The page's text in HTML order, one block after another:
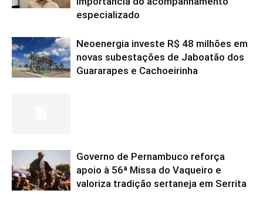
especializado
Neoenergia investe R$ 48 milhões em
novas subestações de Jaboatão dos
Guararapes e Cachoeirinha
Governo de Pernambuco reforça
apoio à 56ª Missa do Vaqueiro e
valoriza tradição sertaneja em Serrita